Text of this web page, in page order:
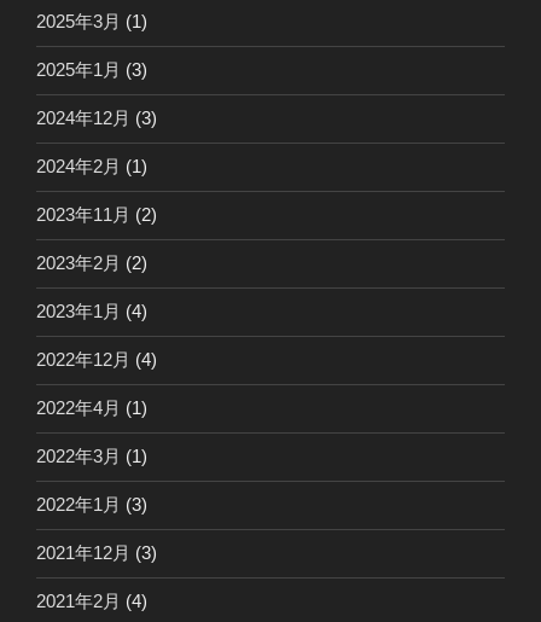
2025年3月 (1)
2025年1月 (3)
2024年12月 (3)
2024年2月 (1)
2023年11月 (2)
2023年2月 (2)
2023年1月 (4)
2022年12月 (4)
2022年4月 (1)
2022年3月 (1)
2022年1月 (3)
2021年12月 (3)
2021年2月 (4)